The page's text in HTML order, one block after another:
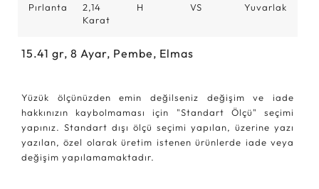
Pırlanta
2,14
Karat
H VS Yuvarlak
15.41 gr, 8 Ayar, Pembe, Elmas
Yüzük ölçünüzden emin değilseniz değişim ve iade
hakkınızın kaybolmaması için "Standart Ölçü" seçimi
yapınız. Standart dışı ölçü seçimi yapılan, üzerine yazı
yazılan, özel olarak üretim istenen ürünlerde iade veya
değişim yapılamamaktadır.